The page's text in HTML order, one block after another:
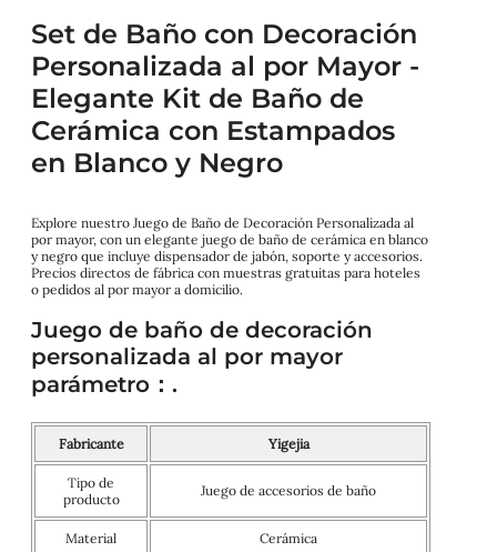
Set de Baño con Decoración
Personalizada al por Mayor -
Elegante Kit de Baño de
Cerámica con Estampados
en Blanco y Negro
Explore nuestro Juego de Baño de Decoración Personalizada al
por mayor, con un elegante juego de baño de cerámica en blanco
y negro que incluye dispensador de jabón, soporte y accesorios.
Precios directos de fábrica con muestras gratuitas para hoteles
o pedidos al por mayor a domicilio.
Juego de baño de decoración
personalizada al por mayor
parámetro：.
Fabricante Yigejia
Tipo de
producto
Juego de accesorios de baño
Material Cerámica